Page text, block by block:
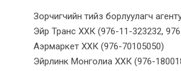
Зорчигчийн тийз борлуулагч
Эйр Транс ХХК (976-11-323232,
Аэрмаркет ХХК (976-70105050)
Эйрлинк Монголиа ХХК (976-